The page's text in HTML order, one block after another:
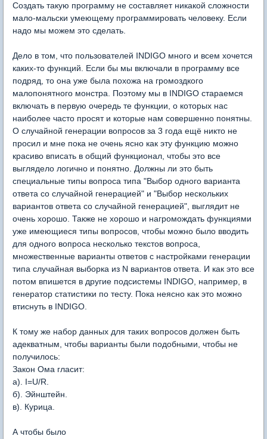
Создать такую программу не составляет никакой сложности
мало-мальски умеющему программировать человеку. Если
надо мы можем это сделать.
Дело в том, что пользователей INDIGO много и всем хочется
каких-то функций. Если бы мы включали в программу все
подряд, то она уже была похожа на громоздкого
малопонятного монстра. Поэтому мы в INDIGO стараемся
включать в первую очередь те функции, о которых нас
наиболее часто просят и которые нам совершенно понятны.
О случайной генерации вопросов за 3 года ещё никто не
просил и мне пока не очень ясно как эту функцию можно
красиво вписать в общий функционал, чтобы это все
выглядело логично и понятно. Должны ли это быть
специальные типы вопроса типа "Выбор одного варианта
ответа со случайной генерацией" и "Выбор нескольких
вариантов ответа со случайной генерацией", выглядит не
очень хорошо. Также не хорошо и нагромождать функциями
уже имеющиеся типы вопросов, чтобы можно было вводить
для одного вопроса несколько текстов вопроса,
множественные варианты ответов с настройками генерации
типа случайная выборка из N вариантов ответа. И как это все
потом впишется в другие подсистемы INDIGO, например, в
генератор статистики по тесту. Пока неясно как это можно
втиснуть в INDIGO.
К тому же набор данных для таких вопросов должен быть
адекватным, чтобы варианты были подобными, чтобы не
получилось:
Закон Ома гласит:
a). I=U/R.
б). Эйнштейн.
в). Курица.
А чтобы было